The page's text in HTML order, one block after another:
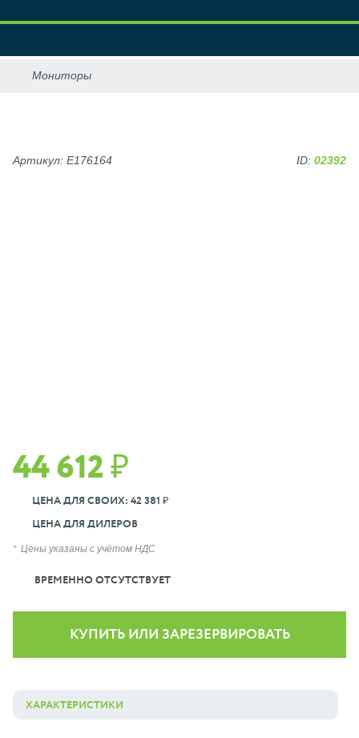
44 612 ₽
ЦЕНА ДЛЯ СВОИХ: 42 381 ₽
ЦЕНА ДЛЯ ДИЛЕРОВ
Цены указаны с учётом НДС
ВРЕМЕННО ОТСУТСТВУЕТ
Артикул: E176164 ID: 02392
КУПИТЬ ИЛИ ЗАРЕЗЕРВИРОВАТЬ
ХАРАКТЕРИСТИКИ